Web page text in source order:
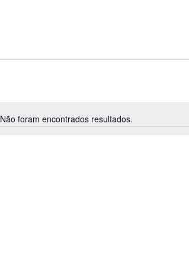
Aviso
Não foram encontrados resultados.